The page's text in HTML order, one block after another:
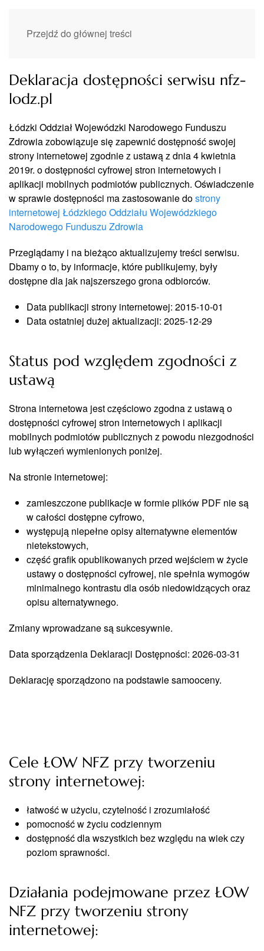
Przejdź do głównej treści
Deklaracja dostępności serwisu nfz-
lodz.pl
Łódzki Oddział Wojewódzki Narodowego Funduszu
Zdrowia zobowiązuje się zapewnić dostępność swojej
strony internetowej zgodnie z ustawą z dnia 4 kwietnia
2019r. o dostępności cyfrowej stron internetowych i
aplikacji mobilnych podmiotów publicznych. Oświadczenie
w sprawie dostępności ma zastosowanie dostrony
internetowej Łódzkiego Oddziału Wojewódzkiego
Narodowego Funduszu Zdrowia
Przeglądamy i na bieżąco aktualizujemy treści serwisu.
Dbamy o to, by informacje, które publikujemy, były
dostępne dla jak najszerszego grona odbiorców.
Data publikacji strony internetowej: 2015-10-01
Data ostatniej dużej aktualizacji: 2025-12-29
Status pod względem zgodności z
ustawą
Strona internetowa jest częściowo zgodna z ustawą o
dostępności cyfrowej stron internetowych i aplikacji
mobilnych podmiotów publicznych z powodu niezgodności
lub wyłączeń wymienionych poniżej.
Na stronie internetowej:
zamieszczone publikacje w formie plików PDF nie są
w całości dostępne cyfrowo,
występują niepełne opisy alternatywne elementów
nietekstowych,
część grafik opublikowanych przed wejściem w życie
ustawy o dostępności cyfrowej, nie spełnia wymogów
minimalnego kontrastu dla osób niedowidzących oraz
opisu alternatywnego.
Zmiany wprowadzane są sukcesywnie.
Data sporządzenia Deklaracji Dostępności: 2026-03-31
Deklarację sporządzono na podstawie samooceny.
Cele ŁOW NFZ przy tworzeniu
strony internetowej:
łatwość w użyciu, czytelność i zrozumiałość
pomocność w życiu codziennym
dostępność dla wszystkich bez względu na wiek czy
poziom sprawności.
Działania podejmowane przez ŁOW
NFZ przy tworzeniu strony
internetowej: